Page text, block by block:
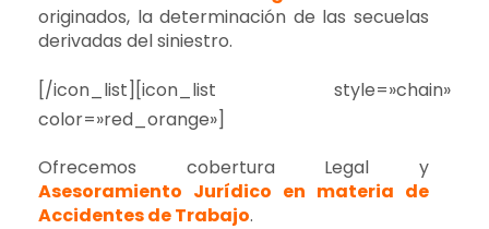
originados, la determinación de las secuelas
derivadas del siniestro.
[/icon_list][icon_list style=»chain»
color=»red_orange»]
Ofrecemos cobertura Legal y
Asesoramiento Jurídico en materia de
Accidentes de Trabajo.